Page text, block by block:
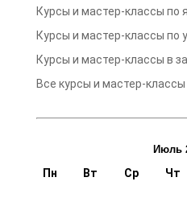
Курсы и мастер-классы по
Курсы и мастер-классы по
Курсы и мастер-классы в
Все курсы и мастер-классы
Июль
Пн Вт Ср Чт